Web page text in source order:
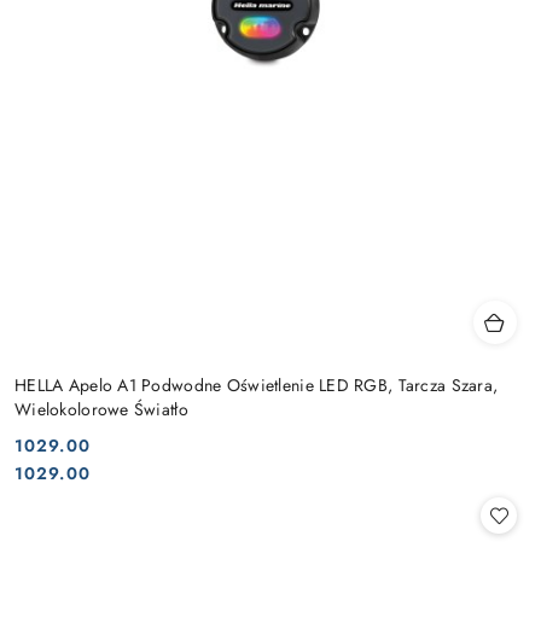
HELLA Apelo A1 Podwodne Oświetlenie LED RGB, Tarcza Szara,
Wielokolorowe Światło
Cena:
1029.00
Cena:
1029.00